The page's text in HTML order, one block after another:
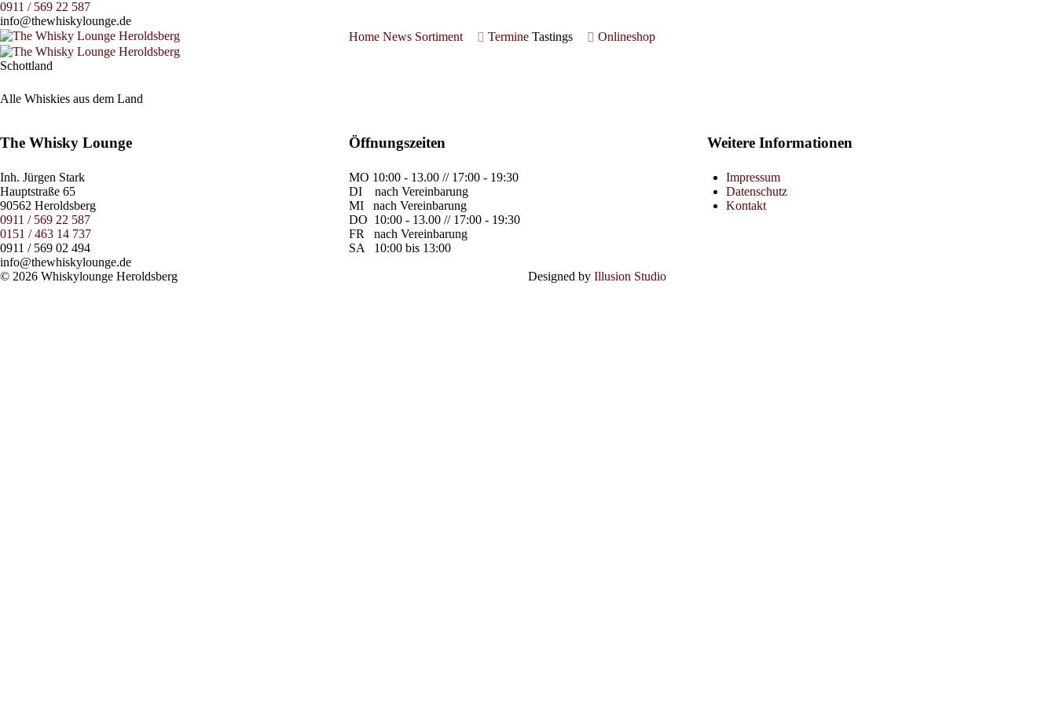
0911 / 569 22 587
info@thewhiskylounge.de
Home News Sortiment Termine Tastings Onlineshop
Schottland
Alle Whiskies aus dem Land
The Whisky Lounge
Inh. Jürgen Stark
Hauptstraße 65
90562 Heroldsberg
0911 / 569 22 587
0151 / 463 14 737
0911 / 569 02 494
info@thewhiskylounge.de
Öffnungszeiten
MO 10:00 - 13.00 // 17:00 - 19:30
DI
nach Vereinbarung
MI
nach Vereinbarung
DO 10:00 - 13.00 // 17:00 - 19:30
FR
nach Vereinbarung
SA
10:00 bis 13:00
Weitere Informationen
Impressum
Datenschutz
Kontakt
© 2026 Whiskylounge Heroldsberg Designed by Illusion Studio